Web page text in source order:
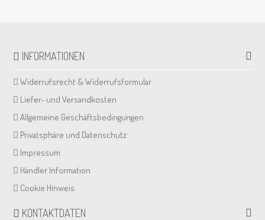
INFORMATIONEN
Widerrufsrecht & Widerrufsformular
Liefer- und Versandkosten
Allgemeine Geschäftsbedingungen
Privatsphäre und Datenschutz
Impressum
Händler Information
Cookie Hinweis
KONTAKTDATEN